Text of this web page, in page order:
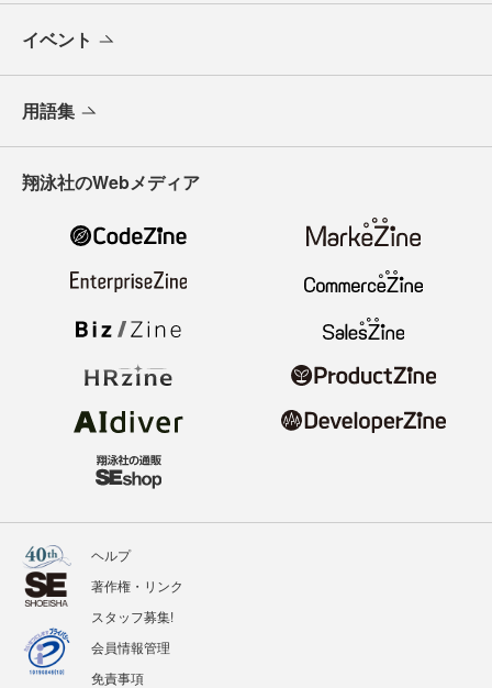
イベント
用語集
翔泳社のWebメディア
ヘルプ
著作権・リンク
スタッフ募集!
会員情報管理
免責事項